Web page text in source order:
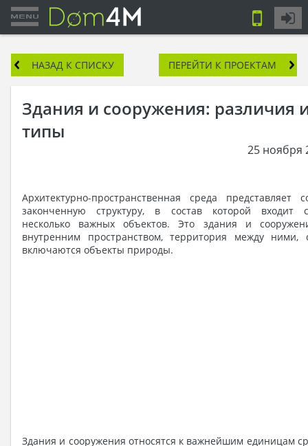
НАЗАД К СПИСКУ ПЕРЕЙТИ К ПРОЕКТАМ
Здания и сооружения: различия
типы
25 ноября
Архитектурно-пространственная среда представляет
законченную структуру, в состав которой входит
несколько важных объектов. Это здания и
внутренним пространством, территория между ними,
включаются объекты природы.
Здания и сооружения относятся к важнейшим единицам